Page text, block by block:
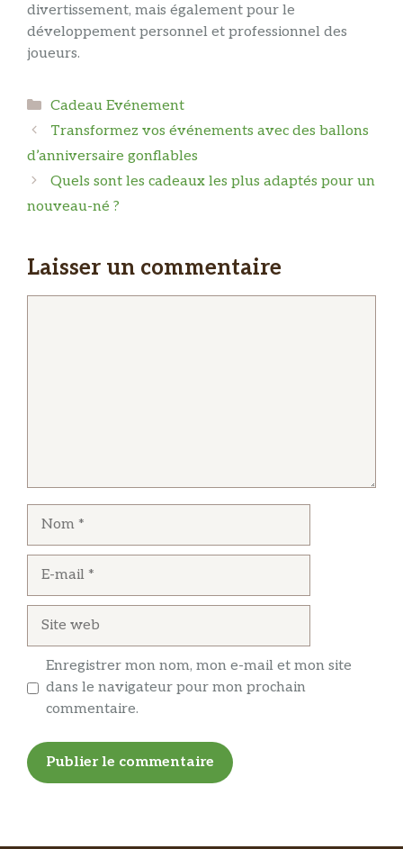
divertissement, mais également pour le
développement personnel et professionnel des
joueurs.
Catégories
Cadeau Evénement
Transformez vos événements avec des ballons
d’anniversaire gonflables
Quels sont les cadeaux les plus adaptés pour un
nouveau-né ?
Laisser un commentaire
Enregistrer mon nom, mon e-mail et mon site
dans le navigateur pour mon prochain
commentaire.